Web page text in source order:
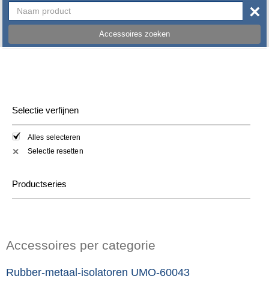
Accessoires zoeken
×
Selectie verfijnen
Alles selecteren
✕ Selectie resetten
Productseries
Accessoires per categorie
Rubber-metaal-isolatoren UMO-60043